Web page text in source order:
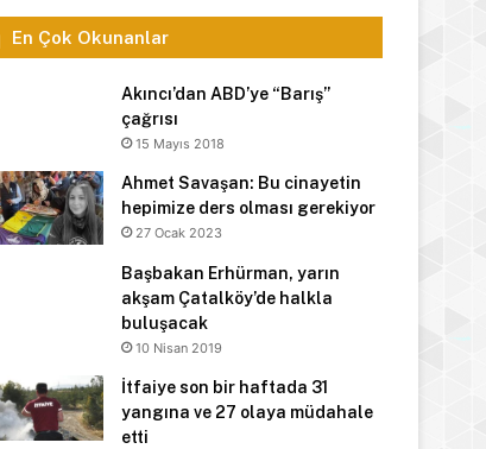
En Çok Okunanlar
Akıncı’dan ABD’ye “Barış”
çağrısı
15 Mayıs 2018
Ahmet Savaşan: Bu cinayetin
hepimize ders olması gerekiyor
27 Ocak 2023
Başbakan Erhürman, yarın
akşam Çatalköy’de halkla
buluşacak
10 Nisan 2019
İtfaiye son bir haftada 31
yangına ve 27 olaya müdahale
etti